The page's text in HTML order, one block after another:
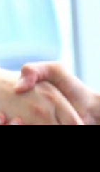
que lleva, o
y transmitir sus